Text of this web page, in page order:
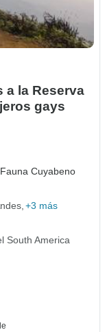
a la Reserva
gays
Cuyabeno
+3 más
South America